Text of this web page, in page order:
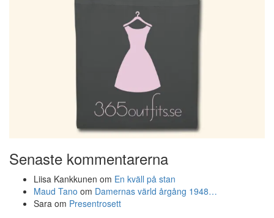
Senaste kommentarerna
Liisa Kankkunen om En kväll på stan
Maud Tano om Damernas värld årgång 1948…
Sara om Presentrosett